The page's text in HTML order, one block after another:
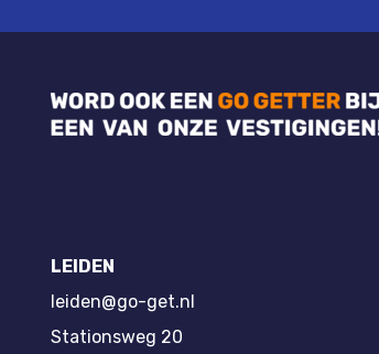
LEIDEN
leiden@go-get.nl
Stationsweg 20